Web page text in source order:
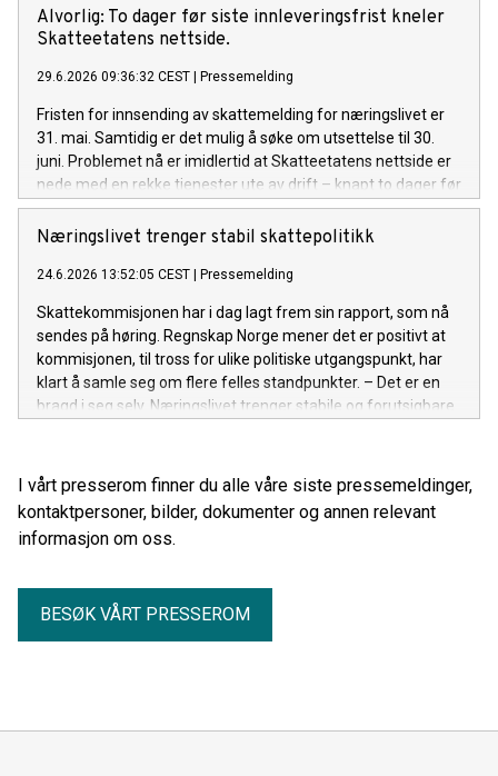
mener Rune Aale-Hansen, administrerende direktør i
Regnskap Norge.
Alvorlig: To dager før siste innleveringsfrist kneler
Skatteetatens nettside.
29.6.2026 09:36:32 CEST | Pressemelding
Fristen for innsending av skattemelding for næringslivet er
31. mai. Samtidig er det mulig å søke om utsettelse til 30.
juni. Problemet nå er imidlertid at Skatteetatens nettside er
nede med en rekke tjenester ute av drift – knapt to dager før
den utsatte fristen. - Dette er ugreit. Den siste tiden har vært
krevende for næringslivet i forbindelse med omlegging fra
ytterligere usikkerhet og heft rett før siste frist, sier Rune
Næringslivet trenger stabil skattepolitikk
24.6.2026 13:52:05 CEST | Pressemelding
Skattekommisjonen har i dag lagt frem sin rapport, som nå
sendes på høring. Regnskap Norge mener det er positivt at
kommisjonen, til tross for ulike politiske utgangspunkt, har
klart å samle seg om flere felles standpunkter. – Det er en
bragd i seg selv. Næringslivet trenger stabile og forutsigbare
Regnskap Norge.
I vårt presserom finner du alle våre siste pressemeldinger,
kontaktpersoner, bilder, dokumenter og annen relevant
informasjon om oss.
BESØK VÅRT PRESSEROM